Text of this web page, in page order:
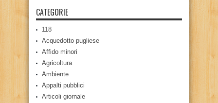
CATEGORIE
118
Acquedotto pugliese
Affido minori
Agricoltura
Ambiente
Appalti pubblici
Articoli giornale